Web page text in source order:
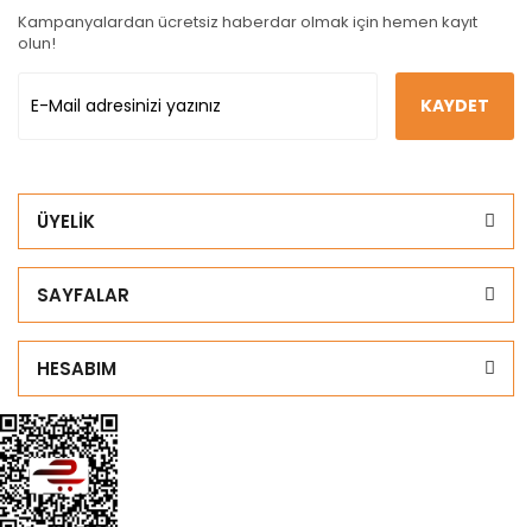
Kampanyalardan ücretsiz haberdar olmak için hemen kayıt
olun!
KAYDET
ÜYELİK
SAYFALAR
HESABIM